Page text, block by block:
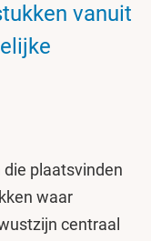
vanuit
plaatsvinden
waar
centraal